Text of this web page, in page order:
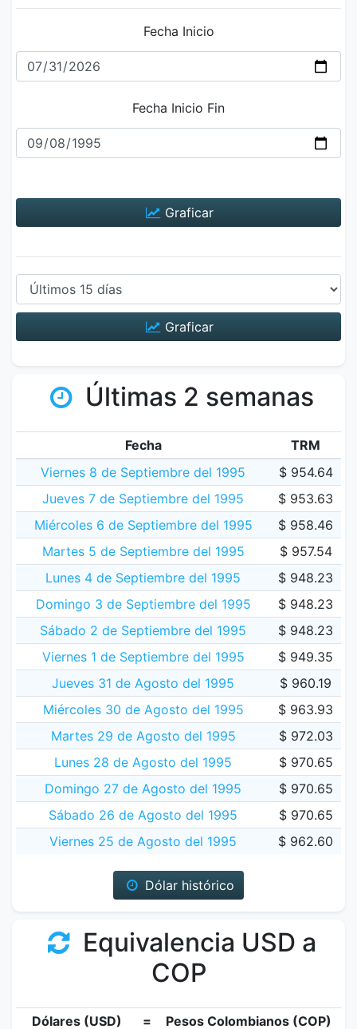
Fecha Inicio
Fecha Inicio Fin
Graficar
Graficar
Últimas 2 semanas
Fecha
TRM
Viernes 8 de Septiembre del 1995
$ 954.64
Jueves 7 de Septiembre del 1995
$ 953.63
Miércoles 6 de Septiembre del 1995
$ 958.46
Martes 5 de Septiembre del 1995
$ 957.54
Lunes 4 de Septiembre del 1995
$ 948.23
Domingo 3 de Septiembre del 1995
$ 948.23
Sábado 2 de Septiembre del 1995
$ 948.23
Viernes 1 de Septiembre del 1995
$ 949.35
Jueves 31 de Agosto del 1995
$ 960.19
Miércoles 30 de Agosto del 1995
$ 963.93
Martes 29 de Agosto del 1995
$ 972.03
Lunes 28 de Agosto del 1995
$ 970.65
Domingo 27 de Agosto del 1995
$ 970.65
Sábado 26 de Agosto del 1995
$ 970.65
Viernes 25 de Agosto del 1995
$ 962.60
Dólar histórico
Equivalencia USD a
COP
Dólares (USD) =
Pesos Colombianos (COP)